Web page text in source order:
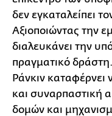
δεν εγκαταλείπει
Αξιοποιώντας την
διαλευκάνει την
πραγματικό
Ράνκιν καταφέρνει
και συναρπαστική
δομών και